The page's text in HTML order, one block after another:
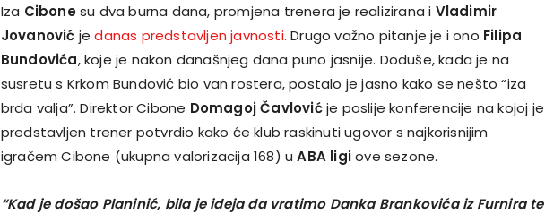
Iza Cibonesu dva burna dana, promjena trenera je realizirana i Vladimir
Jovanović jedanas predstavljen javnosti. Drugo važno pitanje je i ono Filipa
Bundovića, koje je nakon današnjeg dana puno jasnije. Doduše, kada je na
susretu s Krkom Bundović bio van rostera, postalo je jasno kako se nešto “iza
brda valja”. Direktor Cibone Domagoj Čavlovićje poslije konferencije na kojoj je
predstavljen trener potvrdio kako će klub raskinuti ugovor s najkorisnijim
igračem Cibone (ukupna valorizacija 168) uABA ligiove sezone.
“Kad je došao Planinić, bila je ideja da vratimo Danka Brankovića iz Furnira te